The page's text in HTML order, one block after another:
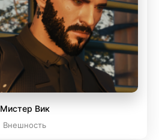
Мистер Вик
Внешность